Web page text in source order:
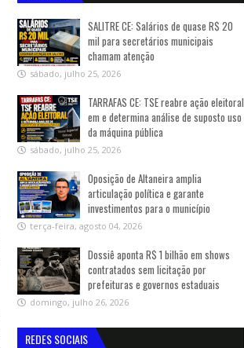
SALITRE CE: Salários de quase R$ 20
mil para secretários municipais
chamam atenção
sábado, julho 25, 2026
TARRAFAS CE: TSE reabre ação eleitoral
em e determina análise de suposto uso
da máquina pública
sábado, julho 25, 2026
Oposição de Altaneira amplia
articulação política e garante
investimentos para o município
terça-feira, agosto 04, 2026
Dossiê aponta R$ 1 bilhão em shows
contratados sem licitação por
prefeituras e governos estaduais
domingo, julho 26, 2026
REDES SOCIAIS